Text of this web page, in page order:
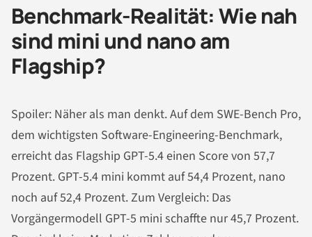
Benchmark-Realität: Wie nah
sind mini und nano am
Flagship?
Spoiler: Näher als man denkt. Auf dem SWE-Bench Pro,
dem wichtigsten Software-Engineering-Benchmark,
erreicht das Flagship GPT-5.4 einen Score von 57,7
Prozent. GPT-5.4 mini kommt auf 54,4 Prozent, nano
noch auf 52,4 Prozent. Zum Vergleich: Das
Vorgängermodell GPT-5 mini schaffte nur 45,7 Prozent.